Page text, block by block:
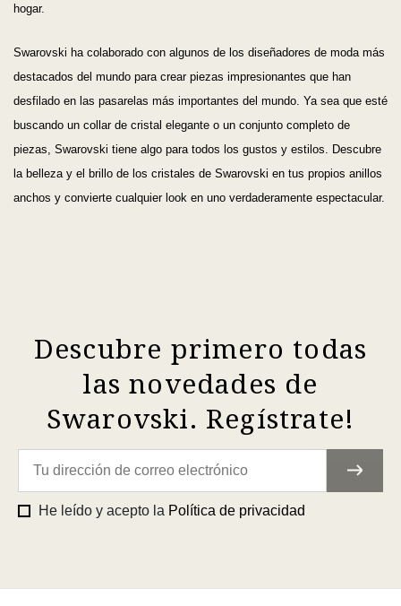
hogar.
Swarovski ha colaborado con algunos de los diseñadores de moda más
destacados del mundo para crear piezas impresionantes que han
desfilado en las pasarelas más importantes del mundo. Ya sea que esté
buscando un collar de cristal elegante o un conjunto completo de
piezas, Swarovski tiene algo para todos los gustos y estilos. Descubre
la belleza y el brillo de los cristales de Swarovski en tus propios anillos
anchos y convierte cualquier look en uno verdaderamente espectacular.
Descubre primero todas
las novedades de
Swarovski. Regístrate!
He leído y acepto la Política de privacidad